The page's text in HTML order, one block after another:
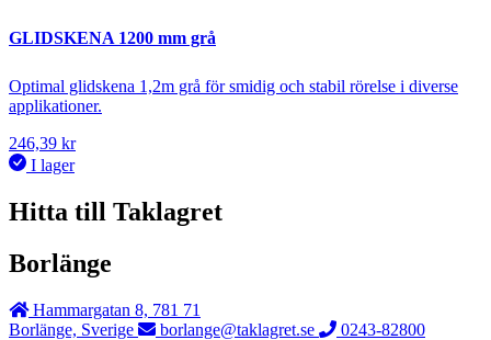
GLIDSKENA 1200 mm grå
Optimal glidskena 1,2m grå för smidig och stabil rörelse i diverse
applikationer.
246,39 kr
I lager
Hitta till Taklagret
Borlänge
Hammargatan 8, 781 71
Borlänge, Sverige
borlange@taklagret.se 0243-82800